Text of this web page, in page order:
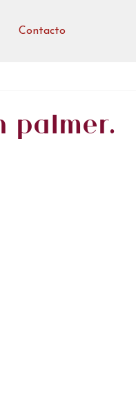
Contacto
palmer.